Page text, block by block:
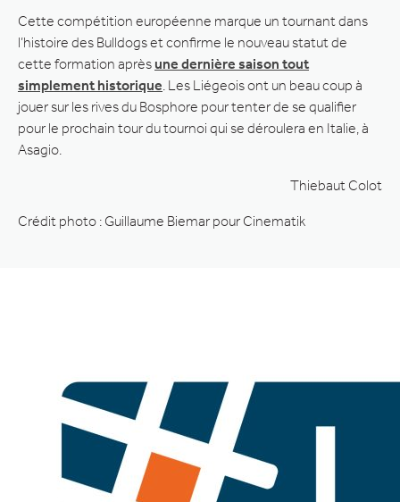
Cette compétition européenne marque un tournant dans
l’histoire des Bulldogs et confirme le nouveau statut de
cette formation après une dernière saison tout
simplement historique . Les Liégeois ont un beau coup à
jouer sur les rives du Bosphore pour tenter de se qualifier
pour le prochain tour du tournoi qui se déroulera en Italie, à
Asagio.
Thiebaut Colot
Crédit photo : Guillaume Biemar pour Cinematik